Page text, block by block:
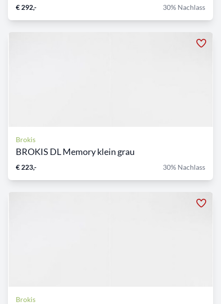
€ 292,- 30% Nachlass
Brokis
BROKIS DL Memory klein grau
€ 223,- 30% Nachlass
Brokis